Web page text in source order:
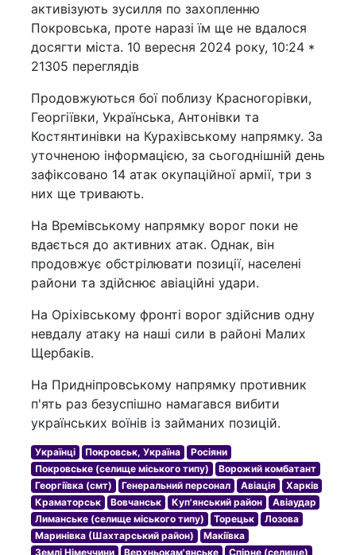
активізують зусилля по захопленню
Покровська, проте наразі їм ще не вдалося
досягти міста. 10 вересня 2024 року, 10:24 *
21305 переглядів
Продовжуються бої поблизу Красногорівки,
Георгіївки, Українська, Антонівки та
Костянтинівки на Курахівському напрямку. За
уточненою інформацією, за сьогоднішній день
зафіксовано 14 атак окупаційної армії, три з
них ще тривають.
На Времівському напрямку ворог поки не
вдається до активних атак. Однак, він
продовжує обстрілювати позиції, населені
райони та здійснює авіаційні удари.
На Оріхівському фронті ворог здійснив одну
невдалу атаку на наші сили в районі Малих
Щербаків.
На Придніпровському напрямку противник
п'ять раз безуспішно намагався вибити
українських воїнів із займаних позицій.
Українці Покровськ, Україна
Росіяни
Покровське (селище міського типу)
Ворожий комбатант
Георгіївка (смт)
Генеральний персонал Авіація
Харків
Краматорськ
Вовчанськ Куп'янський район
Авіаудар
Лиманське (селище міського типу)
Торецьк
Лозова
Маринівка (Шахтарський район)
Макіївка
Землі Німеччини
Верхньокам'янське Спірне (селище)